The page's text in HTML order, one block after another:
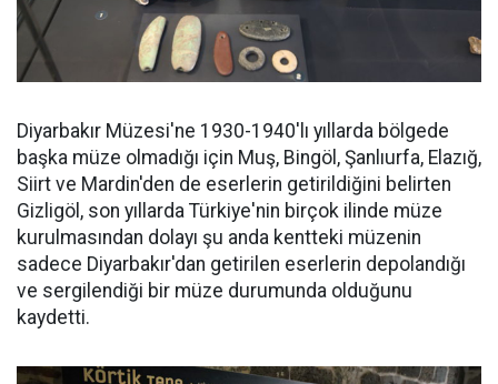
Diyarbakır Müzesi'ne 1930-1940'lı yıllarda bölgede
başka müze olmadığı için Muş, Bingöl, Şanlıurfa, Elazığ,
Siirt ve Mardin'den de eserlerin getirildiğini belirten
Gizligöl, son yıllarda Türkiye'nin birçok ilinde müze
kurulmasından dolayı şu anda kentteki müzenin
sadece Diyarbakır'dan getirilen eserlerin depolandığı
ve sergilendiği bir müze durumunda olduğunu
kaydetti.